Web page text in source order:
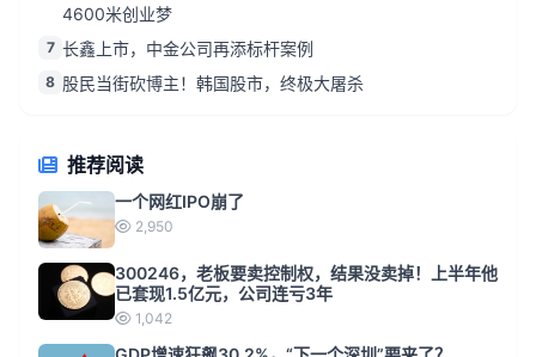
4600米创业梦
7 长鑫上市，中金公司再添标杆案例
8 股民当街砍博主！韩国股市，终极大屠杀
推荐阅读
一个网红IPO崩了
2,950
300246，老板要卖控制权，结果没卖掉！上半年他
已套现1.5亿元，公司连亏3年
1,042